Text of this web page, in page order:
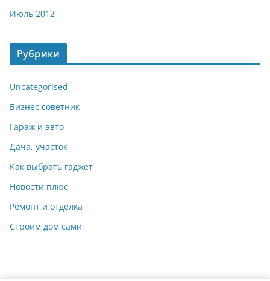
Июль 2012
Рубрики
Uncategorised
Бизнес советник
Гараж и авто
Дача, участок
Как выбрать гаджет
Новости плюс
Ремонт и отделка
Строим дом сами